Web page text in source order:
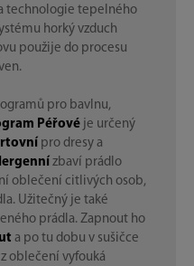
technologie tepelného
horký vzduch
použije do procesu
pro bavlnu,
Péřové je určený
pro dresy a
zbaví prádlo
oblečení citlivých osob,
Užitečný je také
prádla. Zapnout ho
a po tu dobu v sušičce
oblečení vyfouká